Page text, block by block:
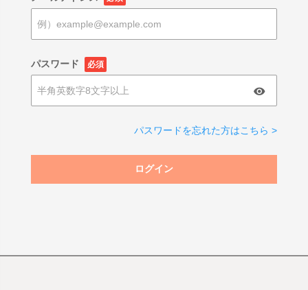
パスワード 必須
パスワードを忘れた方はこちら >
ログイン